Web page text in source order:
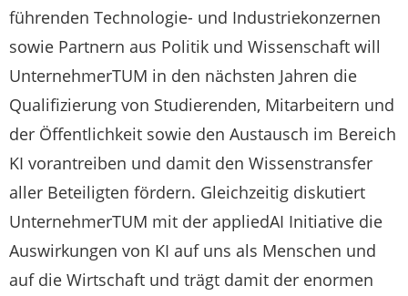
führenden Technologie- und Industriekonzernen
sowie Partnern aus Politik und Wissenschaft will
UnternehmerTUM in den nächsten Jahren die
Qualifizierung von Studierenden, Mitarbeitern und
der Öffentlichkeit sowie den Austausch im Bereich
KI vorantreiben und damit den Wissenstransfer
aller Beteiligten fördern. Gleichzeitig diskutiert
UnternehmerTUM mit der appliedAI Initiative die
Auswirkungen von KI auf uns als Menschen und
auf die Wirtschaft und trägt damit der enormen